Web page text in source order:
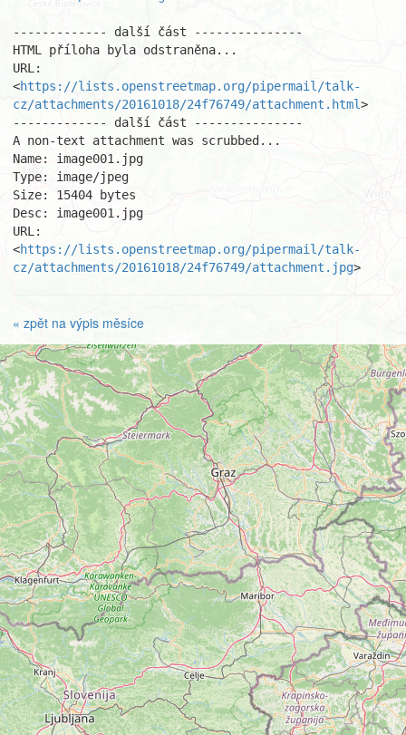
------------- další část ---------------
HTML příloha byla odstraněna...
URL:
<https://lists.openstreetmap.org/pipermail/talk-
cz/attachments/20161018/24f76749/attachment.html>
------------- další část ---------------
A non-text attachment was scrubbed...
Name: image001.jpg
Type: image/jpeg
Size: 15404 bytes
Desc: image001.jpg
URL:
<https://lists.openstreetmap.org/pipermail/talk-
cz/attachments/20161018/24f76749/attachment.jpg>
« zpět na výpis měsíce